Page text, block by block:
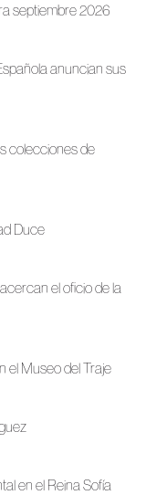
septiembre 2026
anuncian sus
colecciones de
Duce
el oficio de la
el Museo del Traje
en el Reina Sofía